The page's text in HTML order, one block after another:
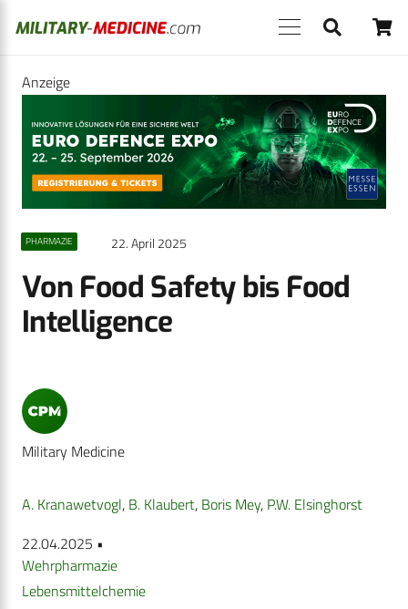
Anzeige
PHARMAZIE 22. April 2025
Von Food Safety bis Food
Intelligence
Military Medicine
A. Kranawetvogl, B. Klaubert, Boris Mey, P.W. Elsinghorst
22.04.2025 •
Wehrpharmazie
Lebensmittelchemie